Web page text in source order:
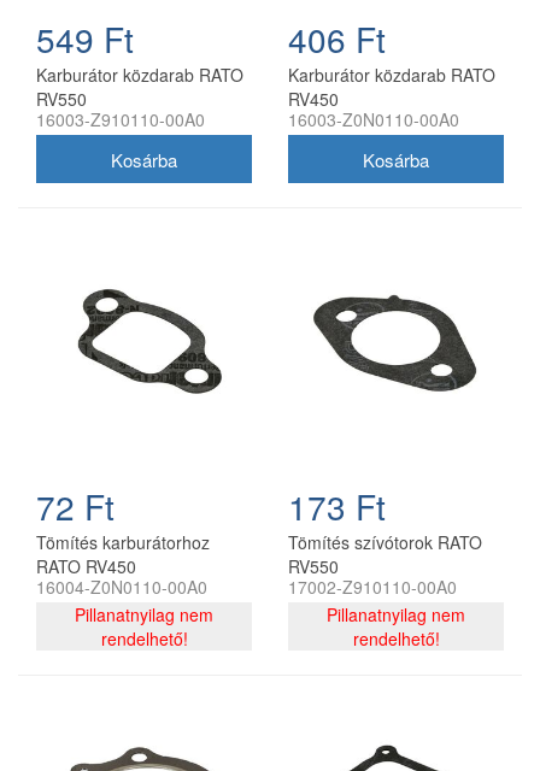
549 Ft
Karburátor közdarab RATO
RV550
16003-Z910110-00A0
406 Ft
Karburátor közdarab RATO
RV450
16003-Z0N0110-00A0
72 Ft
Tömítés karburátorhoz
RATO RV450
16004-Z0N0110-00A0
Pillanatnyilag nem
rendelhető!
173 Ft
Tömítés szívótorok RATO
RV550
17002-Z910110-00A0
Pillanatnyilag nem
rendelhető!